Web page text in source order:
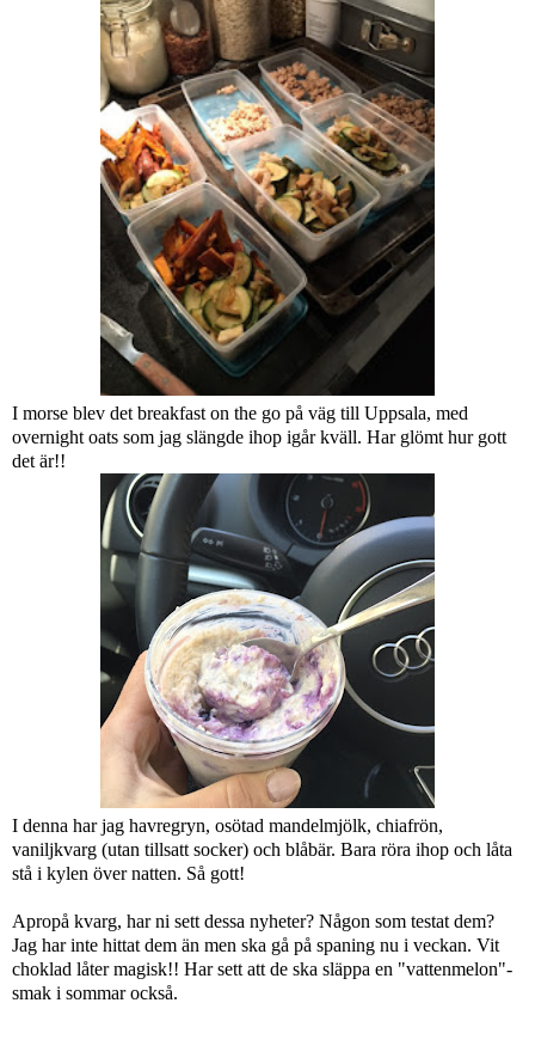
I morse blev det breakfast on the go på väg till Uppsala, med
overnight oats som jag slängde ihop igår kväll. Har glömt hur gott
det är!!
I denna har jag havregryn, osötad mandelmjölk, chiafrön,
vaniljkvarg (utan tillsatt socker) och blåbär. Bara röra ihop och låta
stå i kylen över natten. Så gott!
Apropå kvarg, har ni sett dessa nyheter? Någon som testat dem?
Jag har inte hittat dem än men ska gå på spaning nu i veckan. Vit
choklad låter magisk!! Har sett att de ska släppa en "vattenmelon"-
smak i sommar också.